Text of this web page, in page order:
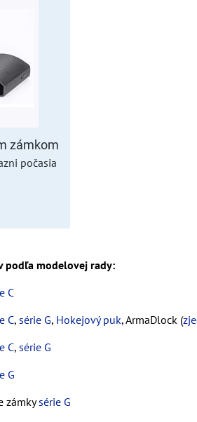
zámkom
počasia
podľa modelovej rady:
C
C, série G, Hokejový puk, ArmaDlock (
C, série G
G
zámkysérie G